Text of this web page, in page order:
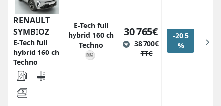
RENAULT
SYMBIOZ
E-Tech full
hybrid 160 ch
Techno
E-Tech full
hybrid 160 ch
Techno
30 765€
38 700€
TTC
-20.5
%